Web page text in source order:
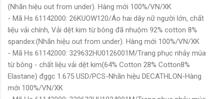
(Nhãn hiệu out from under). Hàng mới 100%/VN/XK
- Mã Hs 61142000: 26KUOW120/Áo hai dây nữ người lớn, chất
liệu vải chính, Vải dệt kim từ bông đã nhuộm 92% cotton 8%
spandex.(Nhãn hiệu out from under). Hàng mới 100%/VN/XK
- Mã Hs 61142000: 329632HU0126001M/Trang phục nhảy múa
từ bông - chất liệu vải dệt kim(64% Cotton 28% Cotton8%
Elastane) đggc 1.675 USD/PCS-Nhãn hiệu DECATHLON-Hàng
mới 100%/VN/XK